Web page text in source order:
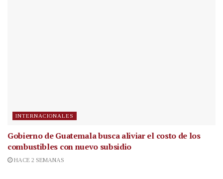
INTERNACIONALES
Gobierno de Guatemala busca aliviar el costo de los
combustibles con nuevo subsidio
HACE 2 SEMANAS